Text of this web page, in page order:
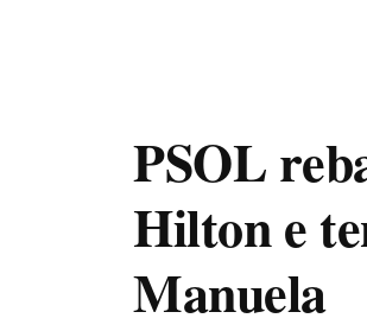
PSOL
Hilton e
Manuela